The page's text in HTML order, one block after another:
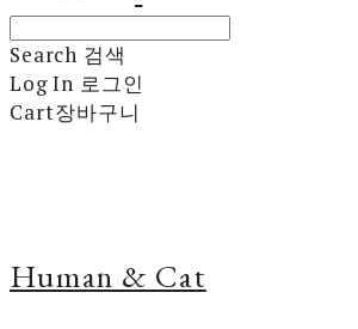
Search 검색
Log In 로그인
Cart장바구니
Human & Cat